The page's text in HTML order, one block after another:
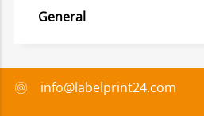
General
info@labelprint24.com